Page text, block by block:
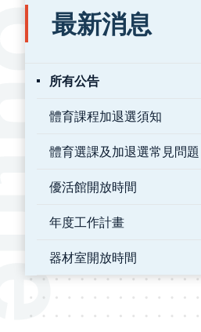
最新消息
所有公告
體育課程加退選須知
體育選課及加退選常見問題
優活館開放時間
年度工作計畫
器材室開放時間